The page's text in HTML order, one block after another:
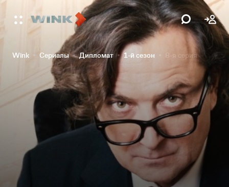
Wink Сериалы Дипломат 1-й сезон 8-я серия